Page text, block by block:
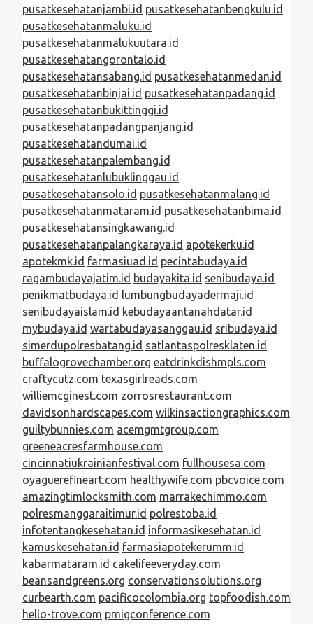
pusatkesehatanjambi.id pusatkesehatanbengkulu.id
pusatkesehatanmaluku.id
pusatkesehatanmalukuutara.id
pusatkesehatangorontalo.id
pusatkesehatansabang.id pusatkesehatanmedan.id
pusatkesehatanbinjai.id pusatkesehatanpadang.id
pusatkesehatanbukittinggi.id
pusatkesehatanpadangpanjang.id
pusatkesehatandumai.id
pusatkesehatanpalembang.id
pusatkesehatanlubuklinggau.id
pusatkesehatansolo.id pusatkesehatanmalang.id
pusatkesehatanmataram.id pusatkesehatanbima.id
pusatkesehatansingkawang.id
pusatkesehatanpalangkaraya.id apotekerku.id
apotekmk.id farmasiuad.id pecintabudaya.id
ragambudayajatim.id budayakita.id senibudaya.id
penikmatbudaya.id lumbungbudayadermaji.id
senibudayaislam.id kebudayaantanahdatar.id
mybudaya.id wartabudayasanggau.id sribudaya.id
simerdupolresbatang.id satlantaspolresklaten.id
buffalogrovechamber.org eatdrinkdishmpls.com
craftycutz.com texasgirlreads.com
williemcginest.com zorrosrestaurant.com
davidsonhardscapes.com wilkinsactiongraphics.com
guiltybunnies.com acemgmtgroup.com
greeneacresfarmhouse.com
cincinnatiukrainianfestival.com fullhousesa.com
oyaguerefineart.com healthywife.com pbcvoice.com
amazingtimlocksmith.com marrakechimmo.com
polresmanggaraitimur.id polrestoba.id
infotentangkesehatan.id informasikesehatan.id
kamuskesehatan.id farmasiapotekerumm.id
kabarmataram.id cakelifeeveryday.com
beansandgreens.org conservationsolutions.org
curbearth.com pacificocolombia.org topfoodish.com
hello-trove.com pmigconference.com